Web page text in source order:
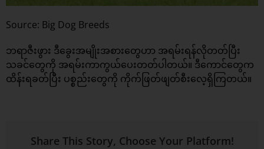
Source: Big Dog Breeds
ဘရာဇီးဖွား ဒီခွေးအမျိုးအစားတွေဟာ အရမ်းရန်လိုတတ်ပြီး
သခင်တွေကို အရမ်းကာကွယ်ပေးတတ်ပါတယ်။ ဒီကောင်တွေက
ထိန်းရခတ်ပြီး ပစ္စည်းတွေကို ကိုက်ဖြတ်ဖျတ်စီးလေ့ရှိကြတယ်။
Share This Story, Choose Your Platform!